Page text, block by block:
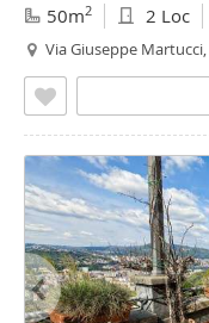
50m2 2 Loc
Via Giuseppe Martucci,